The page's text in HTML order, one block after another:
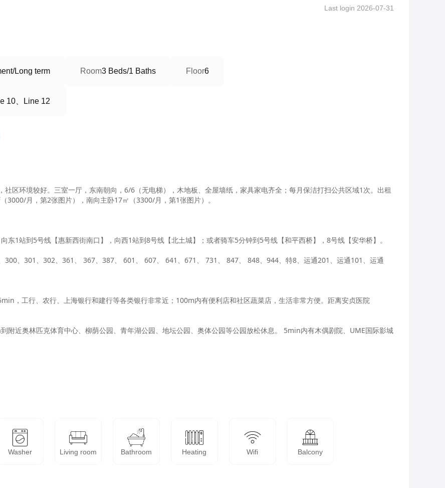
Last login 2026-07-31
Long term Room3 Beds/1 Baths Floor6
10、Line 12
区环境较好。三室一厅，东南朝向，6/6（无电梯），木地板、全屋墙纸，家具家电齐全；每月保洁打扫公共区域1次。出租
3000/月，第2张图片），南向主卧17㎡（3300/月，第1张图片）。
1站到5号线【惠新西街南口】，向西1站到8号线【北土城】；或者骑车5分钟到5号线【和平西桥】，8号线【安华桥】。
、301、302、361、 367、387、 601、 607、 641、671、 731、 847、 848、944、特8、运通201、运通101、运通
，工行、农行、上海银行和建行等各类银行非常近；100m内有便利店和社区蔬菜店，生活非常方便。距离安贞医院
附近奥林匹克体育中心、柳荫公园、青年湖公园、地坛公园、奥体公园等公园放松休息。 5min内有木偶剧院、UME国际影城
Washer Living room Bathroom Heating Wifi Balcony